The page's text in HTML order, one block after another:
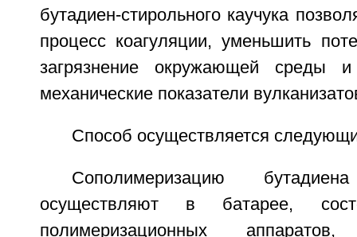
бутадиен-стирольного каучука
процесс коагуляции, уменьшить
загрязнение окружающей среды
механические показатели
Способ осуществляется
Сополимеризацию
осуществляют в батарее,
полимеризационных